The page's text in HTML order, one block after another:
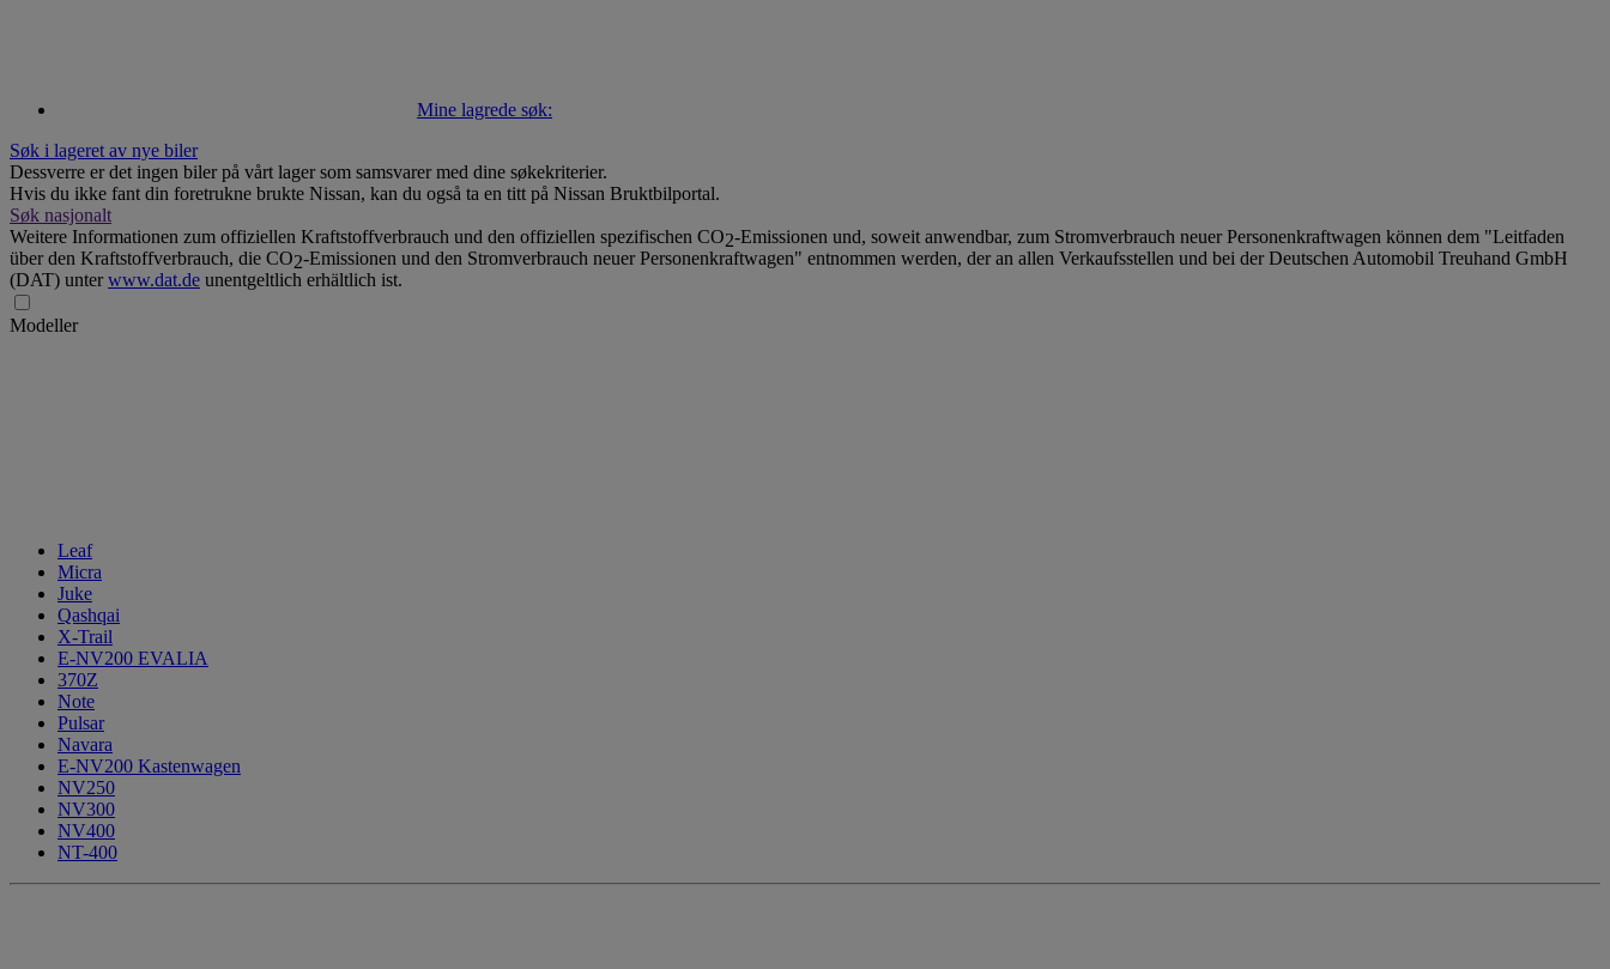
Mine lagrede søk:
Søk i lageret av nye biler
Dessverre er det ingen biler på vårt lager som samsvarer med dine søkekriterier.
Hvis du ikke fant din foretrukne brukte Nissan, kan du også ta en titt på Nissan Bruktbilportal.
Søk nasjonalt
Weitere Informationen zum offiziellen Kraftstoffverbrauch und den offiziellen spezifischen CO2-Emissionen und, soweit anwendbar, zum Stromverbrauch neuer Personenkraftwagen können dem "Leitfaden
über den Kraftstoffverbrauch, die CO2-Emissionen und den Stromverbrauch neuer Personenkraftwagen" entnommen werden, der an allen Verkaufsstellen und bei der Deutschen Automobil Treuhand GmbH
(DAT) unterwww.dat.de unentgeltlich erhältlich ist.
Modeller
Leaf
Micra
Juke
Qashqai
X-Trail
E-NV200 EVALIA
370Z
Note
Pulsar
Navara
E-NV200 Kastenwagen
NV250
NV300
NV400
NT-400